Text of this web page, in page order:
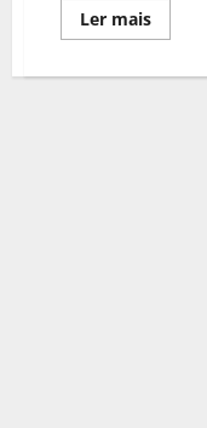
Ler maisLeia
mais